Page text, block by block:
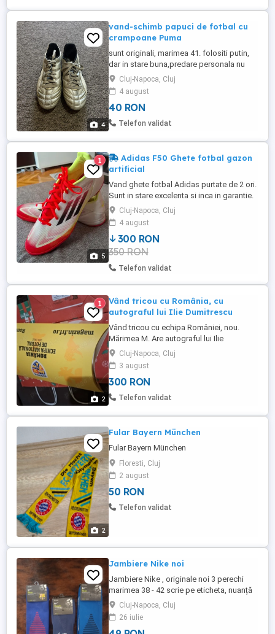
4
vand-schimb papuci de fotbal cu
crampoane Puma
sunt originali, marimea 41. folositi putin,
dar in stare buna,predare personala nu
trimit in tara ,accept schimb cu adidasi
marimea 42-43 in stare buna.
Cluj-Napoca, Cluj
4 august
40 RON
Telefon validat
5
1
Adidas F50 Ghete fotbal gazon
artificial
Vand ghete fotbal Adidas purtate de 2 ori.
Sunt in stare excelenta si inca in garantie.
Cluj-Napoca, Cluj
4 august
300 RON
350 RON
Telefon validat
2
1
Vând tricou cu România, cu
autograful lui Ilie Dumitrescu
Vând tricou cu echipa României, nou.
Mărimea M. Are autograful lui Ilie
Dumitrescu. Preț 300 lei. Telefon
Cluj-Napoca, Cluj
3 august
300 RON
Telefon validat
2
Fular Bayern München
Fular Bayern München
Floresti, Cluj
2 august
50 RON
Telefon validat
Jambiere Nike noi
Jambiere Nike , originale noi 3 perechi
marimea 38 - 42 scrie pe eticheta, nuanță
bleu cu 49 ron perechea Jambiere Nike ,
noi , 2 perechi verde fistic , subțiri ,
marimea scrisa pe eticheta 38.5-40.5 , pret
Cluj-Napoca, Cluj
26 iulie